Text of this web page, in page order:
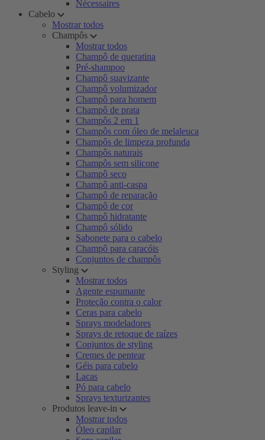
Nécessaires
Cabelo
Mostrar todos
Champôs
Mostrar todos
Champô de queratina
Pré-shampoo
Champô suavizante
Champô volumizador
Champô para homem
Champô de prata
Champôs 2 em 1
Champôs com óleo de melaleuca
Champôs de limpeza profunda
Champôs naturais
Champôs sem silicone
Champô seco
Champô anti-caspa
Champô de reparação
Champô de cor
Champô hidratante
Champô sólido
Sabonete para o cabelo
Champô para caracóis
Conjuntos de champôs
Styling
Mostrar todos
Agente espumante
Proteção contra o calor
Ceras para cabelo
Sprays modeladores
Sprays de retoque de raízes
Conjuntos de styling
Cremes de pentear
Géis para cabelo
Lacas
Pó para cabelo
Sprays texturizantes
Produtos leave-in
Mostrar todos
Óleo capilar